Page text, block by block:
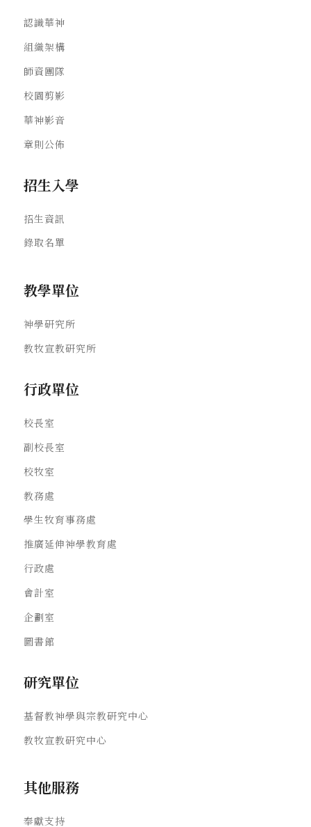
認識華神
組織架構
師資團隊
校園剪影
華神影音
章則公佈
招生入學
招生資訊
錄取名單
教學單位
神學研究所
教牧宣教研究所
行政單位
校長室
副校長室
校牧室
教務處
學生牧育事務處
推廣延伸神學教育處
行政處
會計室
企劃室
圖書館
研究單位
基督教神學與宗教研究中心
教牧宣教研究中心
其他服務
奉獻支持